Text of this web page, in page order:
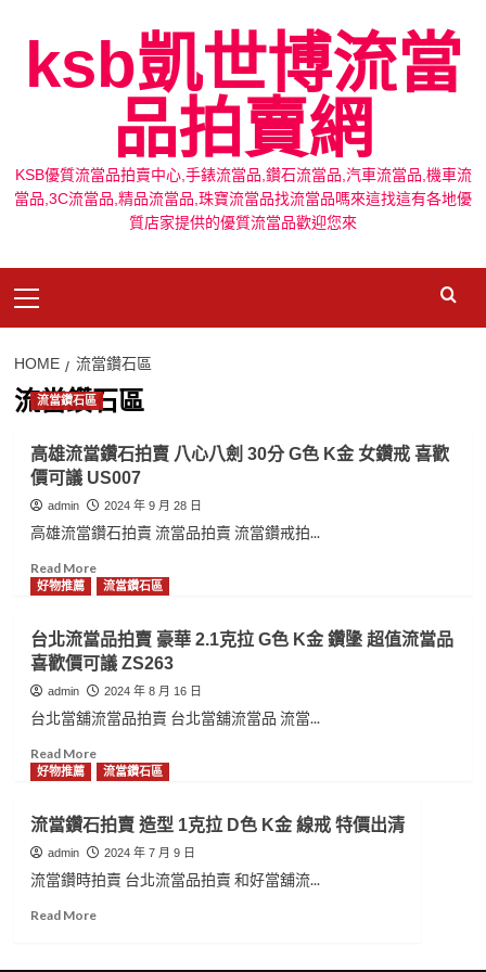
contentksb凱世博流當
品拍賣網
KSB優質流當品拍賣中心,手錶流當品,鑽石流當品,汽車流當品,機車流
當品,3C流當品,精品流當品,珠寶流當品找流當品嗎來這找這有各地優
質店家提供的優質流當品歡迎您來
Menu
HOME 流當鑽石區
流當鑽石區
流當鑽石區
高雄流當鑽石拍賣 八心八劍 30分 G色 K金 女鑽戒 喜歡
價可議 US007
admin 2024 年 9 月 28 日
高雄流當鑽石拍賣 流當品拍賣 流當鑽戒拍...
Read MoreRead
more
高
雄
流
當
鑽
石
拍
賣
心
八
劍
30
G
好物推薦 流當鑽石區
台北流當品拍賣 豪華 2.1克拉 G色 K金 鑽墬 超值流當品
喜歡價可議 ZS263
admin 2024 年 8 月 16 日
台北當舖流當品拍賣 台北當舖流當品 流當...
Read MoreRead
more
台
北
流
當
拍
好物推薦 流當鑽石區
流當鑽石拍賣 造型 1克拉 D色 K金 線戒 特價出清
admin 2024 年 7 月 9 日
流當鑽時拍賣 台北流當品拍賣 和好當舖流...
Read MoreRead